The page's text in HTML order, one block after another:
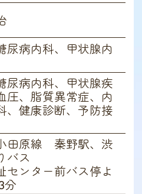
尿病内科、甲状腺内
尿病内科、甲状腺疾
圧、脂質異常症、内
、健康診断、予防接
田原線 秦野駅、渋
バス
センター前バス停よ
分